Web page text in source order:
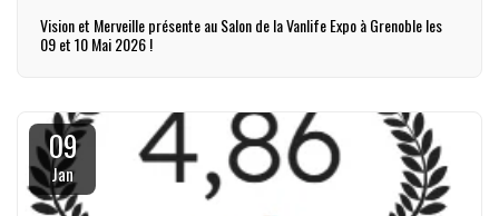
Vision et Merveille présente au Salon de la Vanlife Expo à Grenoble les
09 et 10 Mai 2026 !
09
Jan